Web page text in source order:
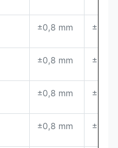
±0,8 mm ± 1%
±0,8 mm ± 1%
±0,8 mm ± 1%
±0,8 mm ±1,6